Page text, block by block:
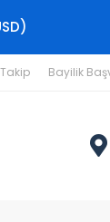
Bayilik